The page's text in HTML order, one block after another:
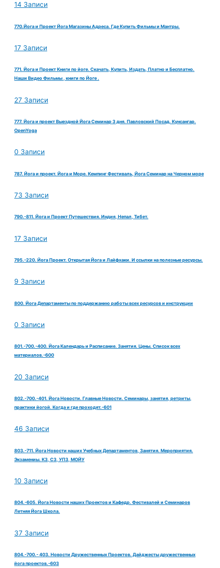
14 Записи
770.Йога и Проект Йога Магазины Адреса. Где Купить Фильмы и Мантры.
17 Записи
771. Йога и Проект Книги по йоге. Скачать, Купить, Издать, Платно и Бесплатно.
Наши Видео Фильмы , книги по Йоге .
27 Записи
777. Йога и проект Выездной Йога Семинар 3 дня. Павловский Посад. Кунсангар.
OpenYoga
0 Записи
787. Йога и проект. Йога и Море. Кемпинг Фестиваль, Йога Семинар на Черном море
73 Записи
790.-811. Йога и Проект Путешествия. Индия, Непал, Тибет.
17 Записи
795.-220. Йога Проект. Открытая Йога и Лайфхаки. И ссылки на полезные ресурсы.
9 Записи
800. Йога Департаменты по поддержанию работы всех ресурсов и инструкции
0 Записи
801.-700.-400. Йога Календарь и Расписание. Занятия. Цены. Список всех
материалов.-600
20 Записи
802.-700.-401. Йога Новости. Главные Новости. Семинары, занятия, ретриты,
практики йогой. Когда и где проходят.-601
46 Записи
803.-711. Йога Новости наших Учебных Департаментов, Занятия. Мероприятия.
Экзамениы. КЗ, СЗ, УПЗ, МОЙУ
10 Записи
804.-605. Йога Новости наших Проектов и Кафедр. Фестивалей и Семинаров
Летняя Йога Школа.
37 Записи
804.-700.- 403. Новости Дружественных Проектов. Дайджесты дружественных
йога проектов.-603